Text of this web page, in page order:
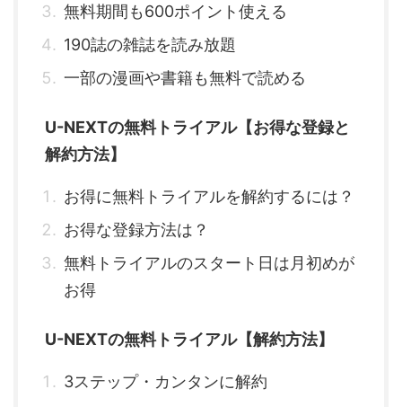
無料期間も600ポイント使える
190誌の雑誌を読み放題
一部の漫画や書籍も無料で読める
U-NEXTの無料トライアル【お得な登録と
解約方法】
お得に無料トライアルを解約するには？
お得な登録方法は？
無料トライアルのスタート日は月初めが
お得
U-NEXTの無料トライアル【解約方法】
3ステップ・カンタンに解約